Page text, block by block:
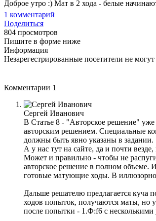
Доброе утро :) Мат в 2 хода - белые
1 комментарий
Поделиться
804 просмотров
Пишите в форме ниже
Информация
Незарегестрированные посетители не
Комментарии 1
Сергей Иванович
В Статье 8 - "Авторское решение" уже
авторским решением. Специальные
должны быть явно указаны в задании.
А у нас тут на сайте, да и почти
Может и правильно - чтобы не
авторское решение в полном объеме.
готовые матующие ходы. В
Дальше решателю предлагается куча
ходов попыток, получаются маты, но
после попытки - 1.Ф:f6 c несколькими